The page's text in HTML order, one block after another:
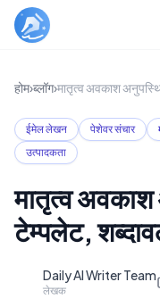
होम›ब्लॉग›मातृत्व अवकाश
ईमेल लेखन पेशेवर संचार
उत्पादकता
मातृत्व अवकाश
टेम्पलेट,
Daily AI Writer Team
लेखक